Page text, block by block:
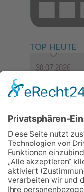
TOP HEUTE
30.07.2026
06.08.2026
06.08.2026